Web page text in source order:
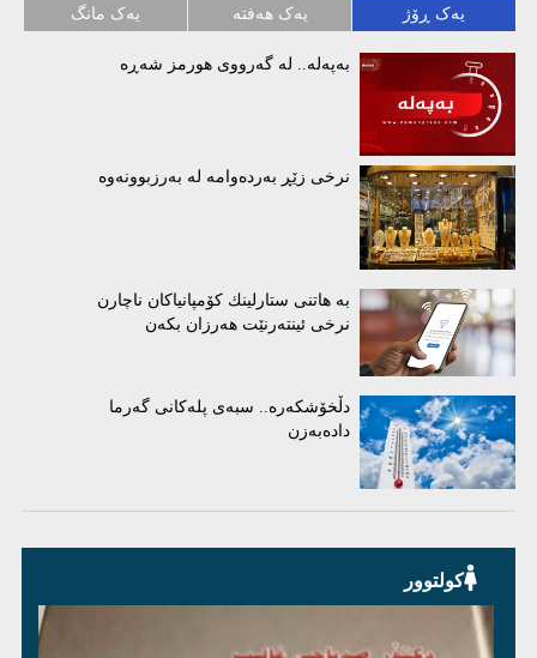
یەک ڕۆژ یەک هەفتە یەک مانگ
بەپەلە.. لە گەرووی هورمز شەڕە
نرخی زێڕ بەردەوامە لە بەرزبوونەوە
بە هاتنی ستارلینك كۆمپانیاكان ناچارن
نرخی ئینتەرنێت هەرزان بكەن
دڵخۆشکەرە.. سبەی پلەکانی گەرما
دادەبەزن
کولتوور